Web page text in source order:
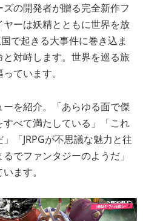
の開発者が贈る完全新作フ
ヤーは妖精とともに世界を放
で起きる大事件に巻き込ま
対峙します。世界を巡る旅
ています。
を紹介。「あらゆる面で傑
べて満たしている」「これ
「JRPGが不思議な魅力と往
でファンタジーのようだ」
ます。